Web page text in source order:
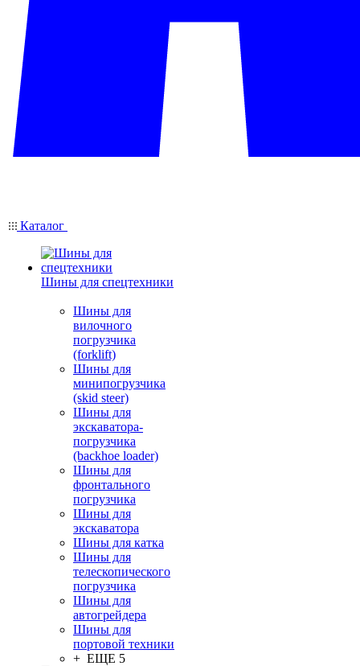
Каталог
Шины для спецтехники
Шины для
вилочного
погрузчика
(forklift)
Шины для
минипогрузчика
(skid steer)
Шины для
экскаватора-
погрузчика
(backhoe loader)
Шины для
фронтального
погрузчика
Шины для
экскаватора
Шины для катка
Шины для
телескопического
погрузчика
Шины для
автогрейдера
Шины для
портовой техники
+ ЕЩЕ 5